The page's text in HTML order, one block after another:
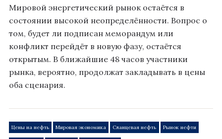
Мировой энергетический рынок остаётся в
состоянии высокой неопределённости. Вопрос о
том, будет ли подписан меморандум или
конфликт перейдёт в новую фазу, остаётся
открытым. В ближайшие 48 часов участники
рынка, вероятно, продолжат закладывать в цены
оба сценария.
Цены на нефть Мировая экономика Сланцевая нефть Рынок нефти